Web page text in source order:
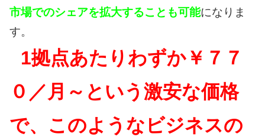
市場でのシェアを拡大することも可能になりま
す。
1拠点あたりわずか￥７７
０／月～という激安な価格
で、このようなビジネスの